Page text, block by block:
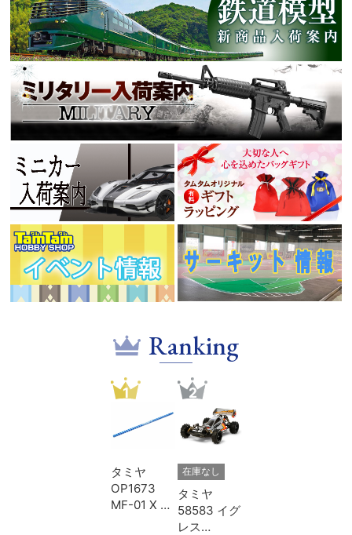
Ranking
1
タミヤ
OP1673
MF-01 X ア
2
在庫なし
タミヤ
58583 イグ
レス